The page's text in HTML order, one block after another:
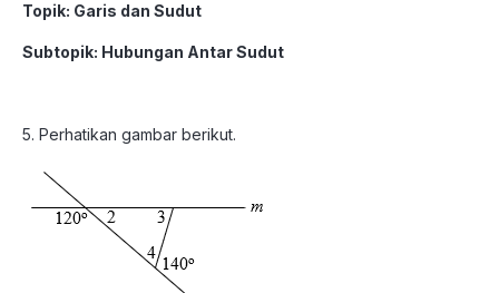
Topik: Garis dan Sudut
Subtopik: Hubungan Antar Sudut
5. Perhatikan gambar berikut.